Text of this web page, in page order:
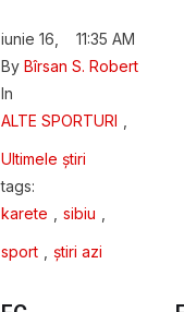
iunie 16
11:35 AM
By Bîrsan S. Robert
In
ALTE SPORTURI
Ultimele știri
tags:
karete
sibiu
sport știri azi